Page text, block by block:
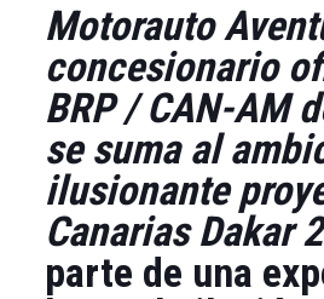
Motorauto
concesionario
BRP / CAN-AM
se suma al
ilusionante
Canarias Dakar
parte de una